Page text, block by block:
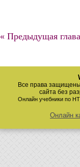
« Предыдущая глава
Все права
сайта без
Онлайн учебники по
Онлайн